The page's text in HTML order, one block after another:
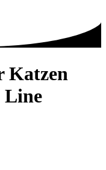
Katzen
Line